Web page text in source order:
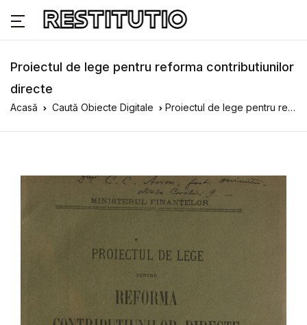
Proiectul de lege pentru reforma contributiunilor
directe
Acasă Caută Obiecte Digitale Proiectul de lege pentru reforma contributiunilor directe